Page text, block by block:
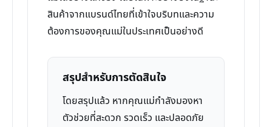
สินค้าจากแบรนด์ไทยที่เข้าใจบริบทและความ
ต้องการของคุณแม่ในประเทศเป็นอย่างดี
สรุปสำหรับการตัดสินใจ
โดยสรุปแล้ว หากคุณแม่กำลังมองหา
ตัวช่วยที่สะดวก รวดเร็ว และปลอดภัย